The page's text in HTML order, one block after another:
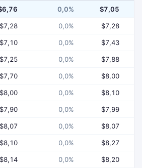
0,0% $7,05
$7,28 0,0% $7,28
$7,10 0,0% $7,43
$7,25 0,0% $7,88
$7,70 0,0% $8,00
$8,00 0,0% $8,10
$7,90 0,0% $7,99
$8,07 0,0% $8,07
$8,10 0,0% $8,27
$8,14 0,0% $8,20